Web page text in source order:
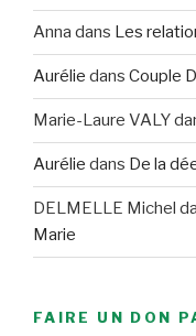
Anna dans Les
Aurélie dans Couple
Marie-Laure VALY
Aurélie dans De la
DELMELLE Michel
Marie
FAIRE UN DON